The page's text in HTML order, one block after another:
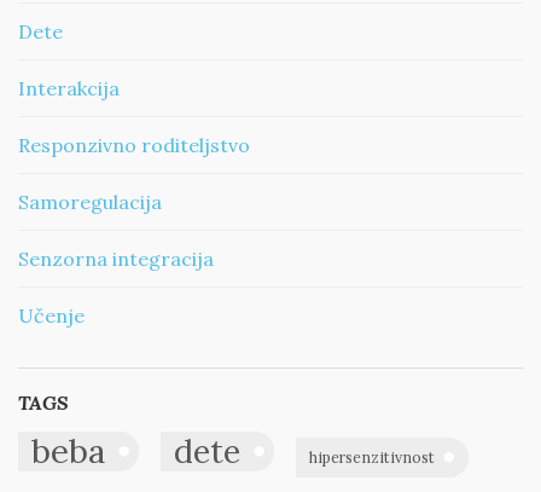
Dete
Interakcija
Responzivno roditeljstvo
Samoregulacija
Senzorna integracija
Učenje
TAGS
beba dete hipersenzitivnost